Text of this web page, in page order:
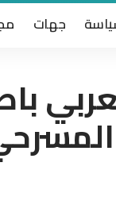
جهات